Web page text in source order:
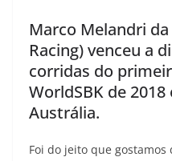
a
t
s
l
e
c
e
Marco Melandri
Racing) venceu a
corridas do
WorldSBK de
Austrália.
Foi do jeito que